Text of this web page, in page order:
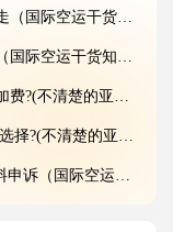
运干货知识分享）
运干货知识分享）
亚马逊卖家看过来)
的亚马逊卖家看过来)
空运干货知识分享）